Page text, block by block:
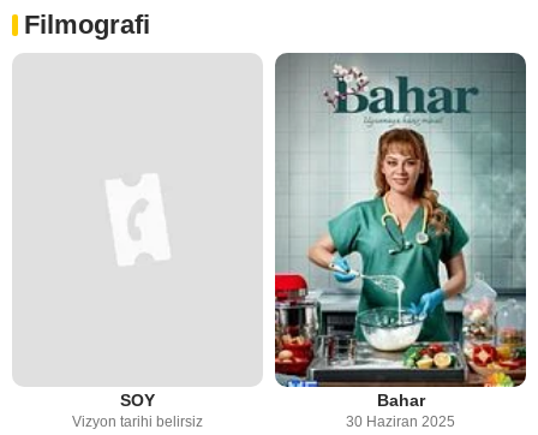
Filmografi
SOY
Vizyon tarihi belirsiz
Bahar
30 Haziran 2025